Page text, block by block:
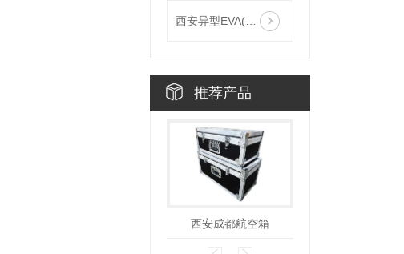
西安异型EVA(加工)
推荐产品
西安成都航空箱